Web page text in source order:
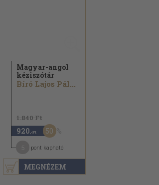
MEGNÉZEM
Magyar-angol
kéziszótár
Bíró Lajos Pál...
1.840 Ft
920 ,-Ft 50
pont kapható